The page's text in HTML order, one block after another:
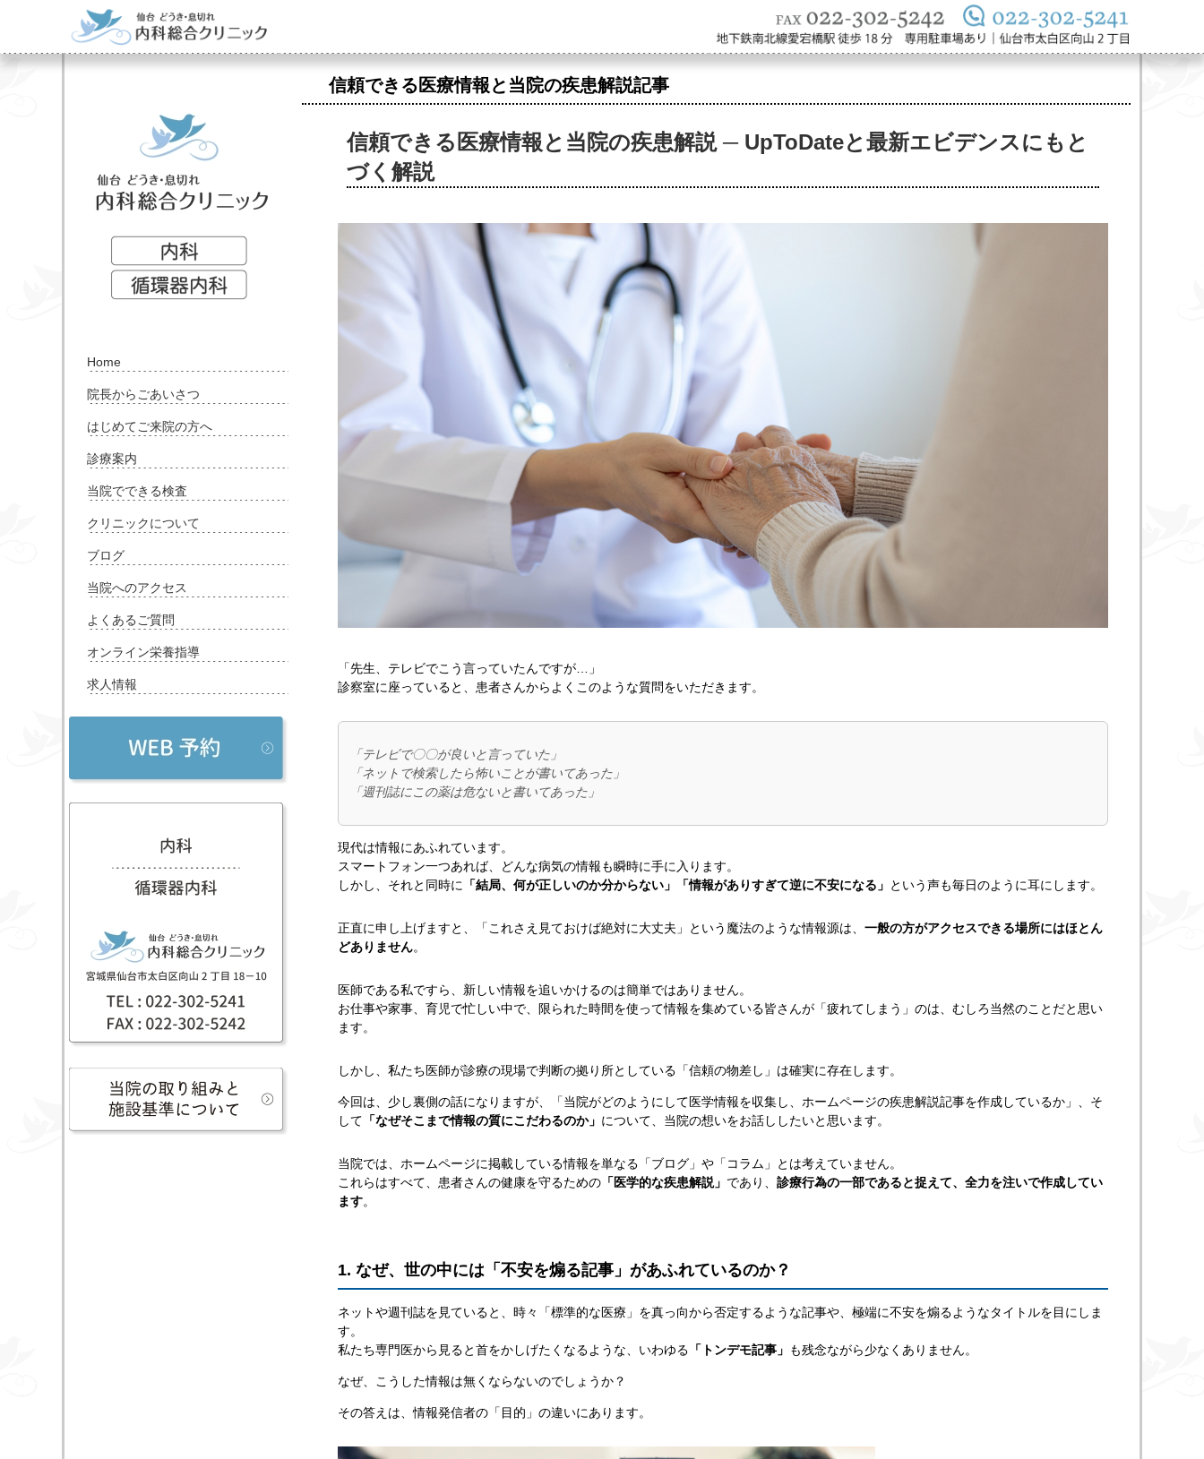
信頼できる医療情報と当院の疾患解説記事
信頼できる医療情報と当院の疾患解説 ─ UpToDateと最新エビデンスにもと
づく解説
「先生、テレビでこう言っていたんですが…」
診察室に座っていると、患者さんからよくこのような質問をいただきます。
「テレビで〇〇が良いと言っていた」
「ネットで検索したら怖いことが書いてあった」
「週刊誌にこの薬は危ないと書いてあった」
現代は情報にあふれています。
スマートフォン一つあれば、どんな病気の情報も瞬時に手に入ります。
しかし、それと同時に
「結局、何が正しいのか分からない」「情報がありすぎて逆に不安になる」 という声も毎日のように耳にします。
正直に申し上げますと、「これさえ見ておけば絶対に大丈夫」という魔法のような情報源は、 一般の方がアクセスできる場所にはほとん
どありません。
医師である私ですら、新しい情報を追いかけるのは簡単ではありません。
お仕事や家事、育児で忙しい中で、限られた時間を使って情報を集めている皆さんが「疲れてしまう」のは、むしろ当然のことだと思い
ます。
しかし、私たち医師が診療の現場で判断の拠り所としている「信頼の物差し」は確実に存在します。
今回は、少し裏側の話になりますが、「当院がどのようにして医学情報を収集し、ホームページの疾患解説記事を作成しているか」、そ
して 「なぜそこまで情報の質にこだわるのか」 について、当院の想いをお話ししたいと思います。
当院では、ホームページに掲載している情報を単なる「ブログ」や「コラム」とは考えていません。
これらはすべて、患者さんの健康を守るための 「医学的な疾患解説」 であり、 診療行為の一部であると捉えて、全力を注いで作成してい
ます。
1. なぜ、世の中には「不安を煽る記事」があふれているのか？
ネットや週刊誌を見ていると、時々「標準的な医療」を真っ向から否定するような記事や、極端に不安を煽るようなタイトルを目にしま
す。
私たち専門医から見ると首をかしげたくなるような、いわゆる 「トンデモ記事」 も残念ながら少なくありません。
なぜ、こうした情報は無くならないのでしょうか？
その答えは、情報発信者の「目的」の違いにあります。
Home
院長からごあいさつ
はじめてご来院の方へ
診療案内
当院でできる検査
クリニックについて
ブログ
当院へのアクセス
よくあるご質問
オンライン栄養指導
求人情報